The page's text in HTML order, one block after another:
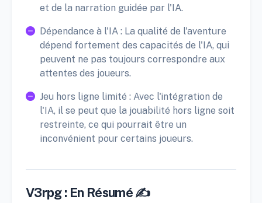
et de la narration guidée par l'IA.
Dépendance à l'IA : La qualité de l'aventure
dépend fortement des capacités de l'IA, qui
peuvent ne pas toujours correspondre aux
attentes des joueurs.
Jeu hors ligne limité : Avec l'intégration de
l'IA, il se peut que la jouabilité hors ligne soit
restreinte, ce qui pourrait être un
inconvénient pour certains joueurs.
V3rpg : En Résumé ✍️